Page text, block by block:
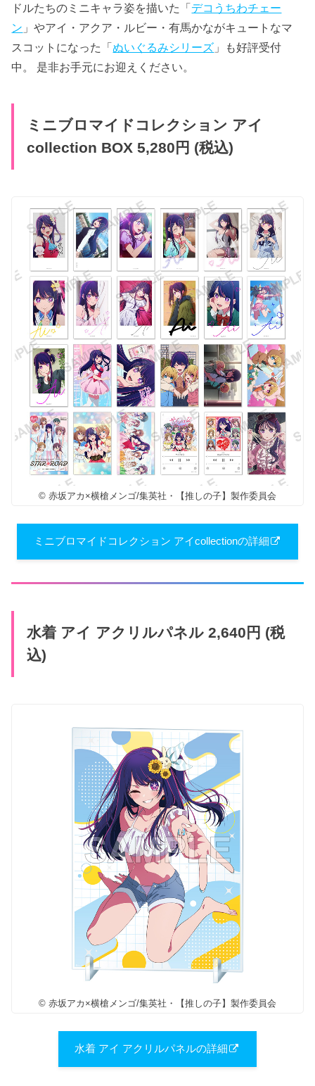
ドルたちのミニキャラ姿を描いた「デコうちわチェー
ン 」やアイ・アクア・ルビー・有馬かながキュートなマ
スコットになった「ぬいぐるみシリーズ 」も好評受付
中。 是非お手元にお迎えください。
ミニブロマイドコレクション アイ
collection BOX 5,280円 (税込)
© 赤坂アカ×横槍メンゴ/集英社・【推しの子】製作委員会
ミニブロマイドコレクション アイcollectionの詳細
水着 アイ アクリルパネル 2,640円 (税
込)
© 赤坂アカ×横槍メンゴ/集英社・【推しの子】製作委員会
水着 アイ アクリルパネルの詳細